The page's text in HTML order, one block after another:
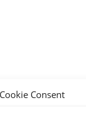
Consent